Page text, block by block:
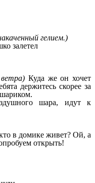
гелием.)
залетел
Куда же он хочет
держитесь скорее за
шара, идут к
в домике живет? Ой, а
открыть!